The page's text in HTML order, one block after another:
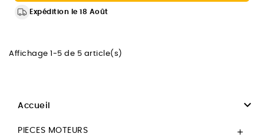
Expédition le 18 Août
Affichage 1-5 de 5 article(s)
Accueil 
PIECES MOTEURS 